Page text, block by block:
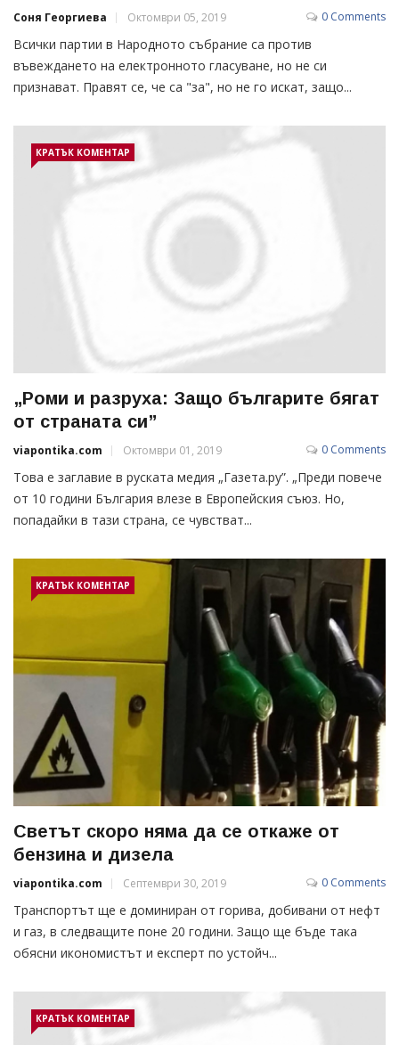
Соня Георгиева Октомври 05, 2019 0 Comments
Всички партии в Народното събрание са против
въвеждането на електронното гласуване, но не си
признават. Правят се, че са "за", но не го искат, защо...
КРАТЪК КОМЕНТАР
„Роми и разруха: Защо българите бягат
от страната си”
viapontika.com Октомври 01, 2019 0 Comments
Това е заглавие в руската медия „Газета.ру”. „Преди повече
от 10 години България влезе в Европейския съюз. Но,
попадайки в тази страна, се чувстват...
КРАТЪК КОМЕНТАР
Светът скоро няма да се откаже от
бензина и дизела
viapontika.com Септември 30, 2019 0 Comments
Транспортът ще е доминиран от горива, добивани от нефт
и газ, в следващите поне 20 години. Защо ще бъде така
обясни икономистът и експерт по устойч...
КРАТЪК КОМЕНТАР